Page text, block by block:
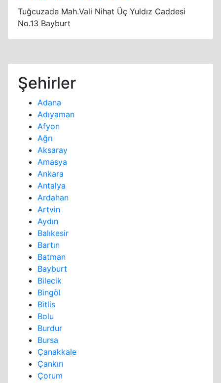
Tuğcuzade Mah.Vali Nihat Üç Yuldız Caddesi
No.13 Bayburt
Şehirler
Adana
Adıyaman
Afyon
Ağrı
Aksaray
Amasya
Ankara
Antalya
Ardahan
Artvin
Aydın
Balıkesir
Bartın
Batman
Bayburt
Bilecik
Bingöl
Bitlis
Bolu
Burdur
Bursa
Çanakkale
Çankırı
Çorum